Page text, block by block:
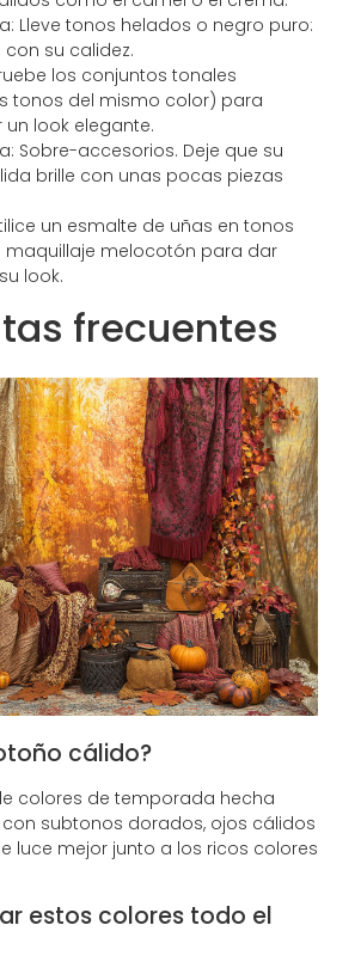
Lleve tonos helados o negro puro:
su calidez.
los conjuntos tonales
tonos del mismo color) para
un look elegante.
Sobre-accesorios. Deje que su
brille con unas pocas piezas
un esmalte de uñas en tonos
maquillaje melocotón para dar
look.
frecuentes
cálido?
colores de temporada hecha
subtonos dorados, ojos cálidos
luce mejor junto a los ricos colores
estos colores todo el